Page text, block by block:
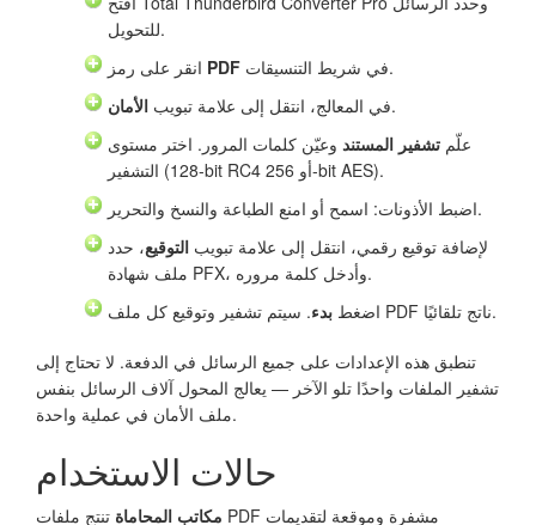
للتحويل.
PDF
في شريط التنسيقات.
في المعالج، انتقل إلى علامة تبويب الأمان
.
علّم تشفير المستند وعيّن كلمات المرور. اختر مستوى
التشفير (128-bit RC4 أو 256-bit AES).
اضبط الأذونات: اسمح أو امنع الطباعة والنسخ والتحرير.
لإضافة توقيع رقمي، انتقل إلى علامة تبويب التوقيع، حدد
ملف شهادة PFX، وأدخل كلمة مروره.
اضغط بدء . سيتم تشفير وتوقيع كل ملف PDF ناتج تلقائيًا.
تنطبق هذه الإعدادات على جميع الرسائل في الدفعة. لا تحتاج إلى
تشفير الملفات واحدًا تلو الآخر — يعالج المحول آلاف الرسائل بنفس
ملف الأمان في عملية واحدة.
حالات الاستخدام
مكاتب المحاماة تنتج ملفات PDF مشفرة وموقعة لتقديمات